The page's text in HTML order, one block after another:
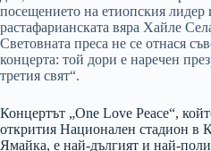
посещението на етиопския лидер
растафарианската вяра Хайле
Световната преса не се отнася
концерта: той дори е наречен
третия свят“.
Концертът „One Love Peace“,
открития Национален стадион в
Ямайка, е най-дългият и най-